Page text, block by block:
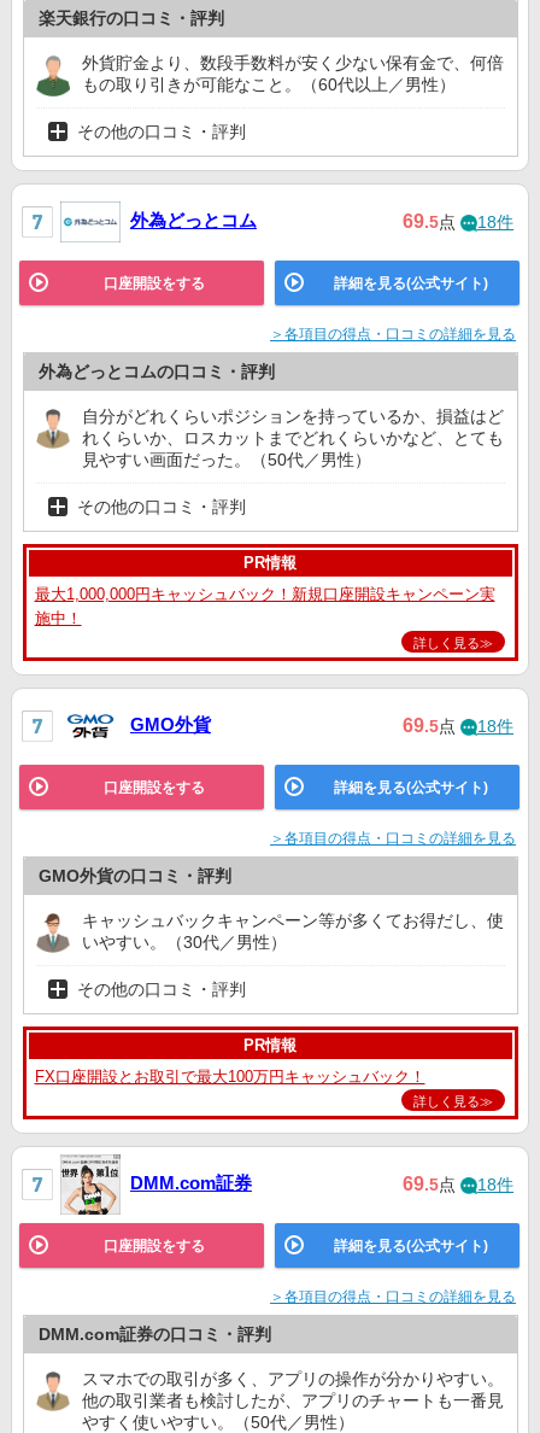
楽天銀行の口コミ・評判
外貨貯金より、数段手数料が安く少ない保有金で、何倍
もの取り引きが可能なこと。（60代以上／男性）
その他の口コミ・評判
外為どっとコム 69.5点 18件
口座開設をする 詳細を見る(公式サイト)
＞各項目の得点・口コミの詳細を見る
外為どっとコムの口コミ・評判
自分がどれくらいポジションを持っているか、損益はど
れくらいか、ロスカットまでどれくらいかなど、とても
見やすい画面だった。（50代／男性）
その他の口コミ・評判
PR情報
最大1,000,000円キャッシュバック！新規口座開設キャンペーン実
施中！
詳しく見る≫
GMO外貨 69.5点 18件
口座開設をする 詳細を見る(公式サイト)
＞各項目の得点・口コミの詳細を見る
GMO外貨の口コミ・評判
キャッシュバックキャンペーン等が多くてお得だし、使
いやすい。（30代／男性）
その他の口コミ・評判
PR情報
FX口座開設とお取引で最大100万円キャッシュバック！
詳しく見る≫
DMM.com証券 69.5点 18件
口座開設をする 詳細を見る(公式サイト)
＞各項目の得点・口コミの詳細を見る
DMM.com証券の口コミ・評判
スマホでの取引が多く、アプリの操作が分かりやすい。
他の取引業者も検討したが、アプリのチャートも一番見
やすく使いやすい。（50代／男性）